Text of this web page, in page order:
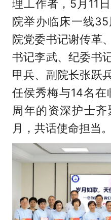
理工作者，5月11
院举办临床一线
院党委书记谢传革
书记李武、纪委书
甲兵、副院长张跃
任侯秀梅与14名
周年的资深护士
月，共话使命担当。